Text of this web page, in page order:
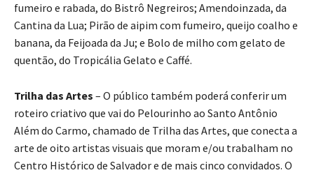
fumeiro e rabada, do Bistrô Negreiros; Amendoinzada, da
Cantina da Lua; Pirão de aipim com fumeiro, queijo coalho e
banana, da Feijoada da Ju; e Bolo de milho com gelato de
quentão, do Tropicália Gelato e Caffé.
Trilha das Artes – O público também poderá conferir um
roteiro criativo que vai do Pelourinho ao Santo Antônio
Além do Carmo, chamado de Trilha das Artes, que conecta a
arte de oito artistas visuais que moram e/ou trabalham no
Centro Histórico de Salvador e de mais cinco convidados. O